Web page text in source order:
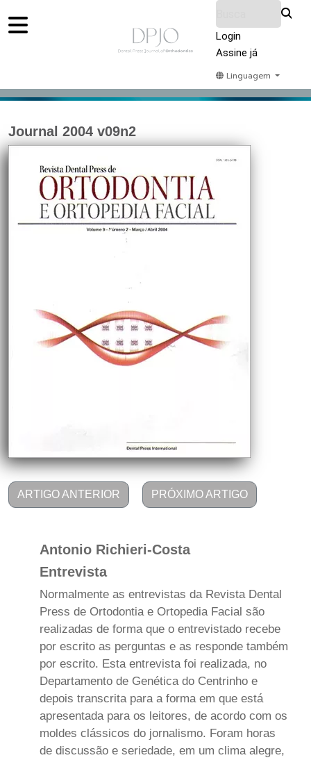
Login
Assine já
Linguagem
Journal 2004 v09n2
ARTIGO ANTERIOR PRÓXIMO ARTIGO
Antonio Richieri-Costa
Entrevista
Normalmente as entrevistas da Revista Dental
Press de Ortodontia e Ortopedia Facial são
realizadas de forma que o entrevistado recebe
por escrito as perguntas e as responde também
por escrito. Esta entrevista foi realizada, no
Departamento de Genética do Centrinho e
depois transcrita para a forma em que está
apresentada para os leitores, de acordo com os
moldes clássicos do jornalismo. Foram horas
de discussão e seriedade, em um clima alegre,